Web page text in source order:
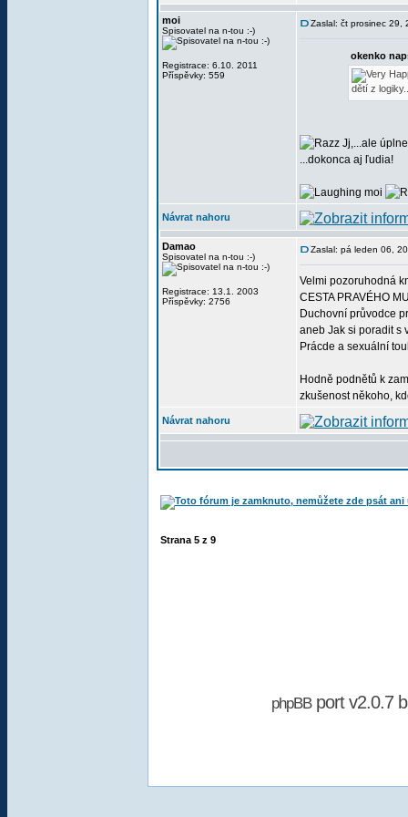
moi
Spisovatel na n-tou :-)
Registrace: 6.10. 2011
Příspěvky: 559
Zaslal: čt prosinec 29,
okenko
dětí z
Jj,...ale
...dokonca aj ľudia!
moi
Návrat nahoru
Damao
Spisovatel na n-tou :-)
Registrace: 13.1. 2003
Příspěvky: 2756
Zaslal: pá leden 06,
Velmi pozoruhodná
CESTA PRAVÉHO
Duchovní průvodce
aneb Jak si poradit s
Prácde a sexuální
Hodně podnětů k
zkušenost někoho,
Návrat nahoru
Strana 5 z 9
phpBBport v2.0.7